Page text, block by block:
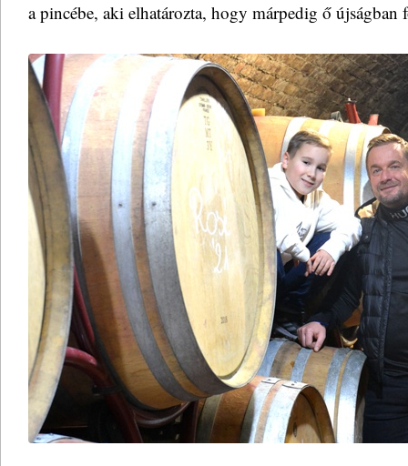
a pincébe, aki elhatározta, hogy márpedig ő